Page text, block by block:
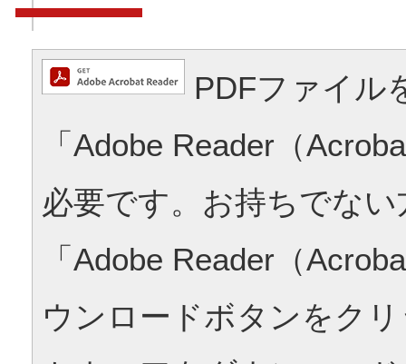
PDFファイル
「Adobe Reader（
必要です。お持ちでな
「Adobe Reader（
ウンロードボタンをク